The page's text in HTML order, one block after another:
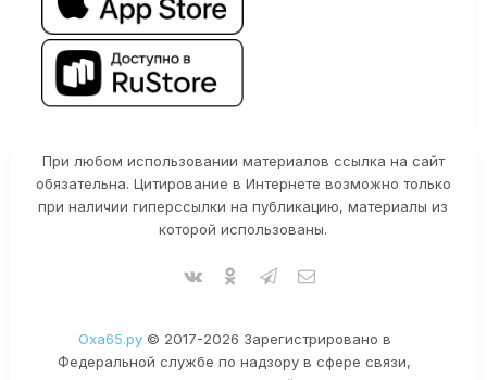
При любом использовании материалов ссылка на сайт
обязательна. Цитирование в Интернете возможно только
при наличии гиперссылки на публикацию, материалы из
которой использованы.
Оха65.ру© 2017-2026 Зарегистрировано в
Федеральной службе по надзору в сфере связи,